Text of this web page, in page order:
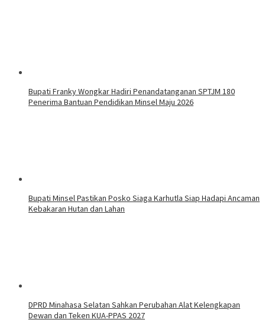
Bupati Franky Wongkar Hadiri Penandatanganan SPTJM 180
Penerima Bantuan Pendidikan Minsel Maju 2026
Bupati Minsel Pastikan Posko Siaga Karhutla Siap Hadapi Ancaman
Kebakaran Hutan dan Lahan
DPRD Minahasa Selatan Sahkan Perubahan Alat Kelengkapan
Dewan dan Teken KUA-PPAS 2027